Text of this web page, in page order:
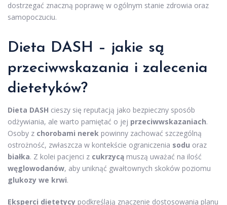
dostrzegać znaczną poprawę w ogólnym stanie zdrowia oraz
samopoczuciu.
Dieta DASH – jakie są
przeciwwskazania i zalecenia
dietetyków?
Dieta DASH cieszy się reputacją jako bezpieczny sposób
odżywiania, ale warto pamiętać o jej przeciwwskazaniach.
Osoby z chorobami nerek powinny zachować szczególną
ostrożność, zwłaszcza w kontekście ograniczenia sodu oraz
białka. Z kolei pacjenci z cukrzycą muszą uważać na ilość
węglowodanów, aby uniknąć gwałtownych skoków poziomu
glukozy we krwi.
Eksperci dietetycy podkreślają znaczenie dostosowania planu